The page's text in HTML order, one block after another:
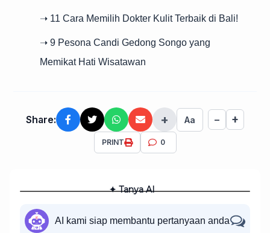
➝ 11 Cara Memilih Dokter Kulit Terbaik di Bali!
➝ 9 Pesona Candi Gedong Songo yang
Memikat Hati Wisatawan
Share: + Aa − +
PRINT 0
✦ Tanya AI
AI kami siap membantu pertanyaan anda